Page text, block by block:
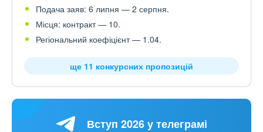
Подача заяв: 6 липня — 2 серпня.
Місця: контракт — 10.
Регіональний коефіцієнт — 1.04.
ще 11 конкурсних пропозицій
Вступ 2026 у телеграмі